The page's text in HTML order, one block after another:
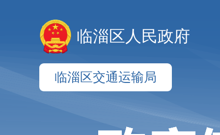
临淄区人民政府
临淄区交通运输局